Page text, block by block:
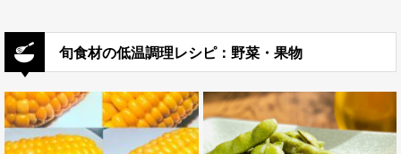
旬食材の低温調理レシピ：野菜・果物